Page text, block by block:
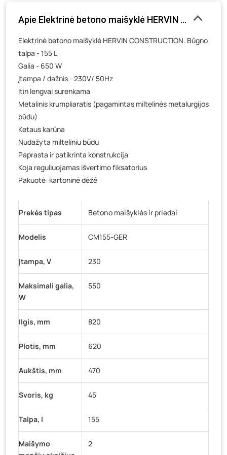
Luokės g. 82, Telšiai- 1 vienetas
Veteranų g. 11, Visaginas- 0 vienetų
Baravykų g. 1, Druskininkai
Vilniaus g. 89D, Ukmergė
K. Donelaičio g. 17, Rokiškis
Šaltupės g. 64, Zarasai - 0 vienetų
Apie Elektrinė betono maišyklė HERVIN
Elektrinė betono maišyklė HERVIN CONSTRUCTION. Būgno
talpa - 155 L
Galia - 650 W
Įtampa / dažnis - 230V/ 50Hz
Itin lengvai surenkama
Metalinis krumpliaratis (pagamintas miltelinės metalurgijos
būdu)
Ketaus karūna
Nudažyta milteliniu būdu
Paprasta ir patikrinta konstrukcija
Koja reguliuojamas išvertimo fiksatorius
Pakuotė: kartoninė dėžė
Prekės tipas Betono maišyklės ir priedai
Modelis CM155-GER
Įtampa, V 230
Maksimali galia,
W
550
Ilgis, mm 820
Plotis, mm 620
Aukštis, mm 470
Svoris, kg 45
Talpa, l 155
Maišymo
2